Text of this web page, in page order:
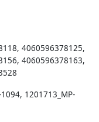
, 4060596378125,
, 4060596378163,
1094, 1201713_MP-